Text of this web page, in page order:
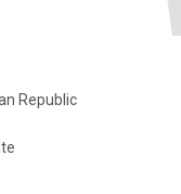
Republic